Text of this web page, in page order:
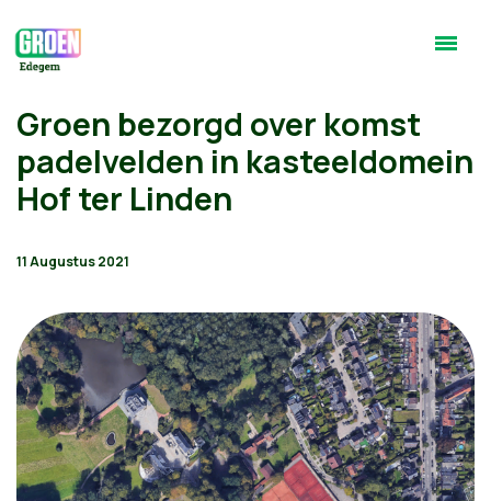
Groen bezorgd over komst
padelvelden in kasteeldomein
Hof ter Linden
11 Augustus 2021